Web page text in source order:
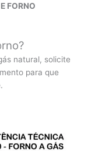
FORNO
natural, solicite
para que